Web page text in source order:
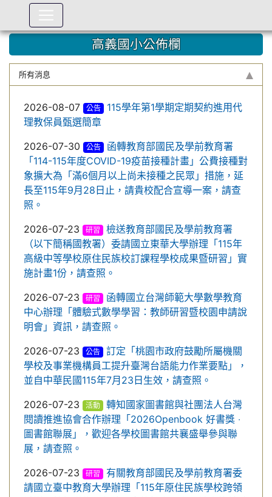
高義國小公佈欄
所有消息
2026-08-07 公告
115學年第1學期定期契約進用代
理教保員甄選簡章
2026-07-30
公告
函轉教育部國民及學前教育署
「114-115年度COVID-19疫苗接種計畫」公費接種對
象擴大為「滿6個月以上尚未接種之民眾」措施，延
長至115年9月28日止，請貴校配合宣導一案，請查
照。
2026-07-23
研習
檢送教育部國民及學前教育署
（以下簡稱國教署）委請國立東華大學辦理「115年
高級中等學校原住民族校訂課程學校成果暨研習」實
施計畫1份，請查照。
2026-07-23
研習
函轉國立台灣師範大學數學教育
中心辦理「體驗式數學學習：教師研習暨校園申請說
明會」資訊，請查照。
2026-07-23
公告
訂定「桃園市政府鼓勵所屬機關
學校及事業機構員工提升臺灣台語能力作業要點」，
並自中華民國115年7月23日生效，請查照。
2026-07-23
活動
轉知國家圖書館與社團法人台灣
閱讀推進協會合作辦理「2026Openbook 好書獎 ‧
圖書館聯展」，歡迎各學校圖書館共襄盛舉參與聯
展，請查照。
2026-07-23
研習
有關教育部國民及學前教育署委
請國立臺中教育大學辦理「115年原住民族學校跨領